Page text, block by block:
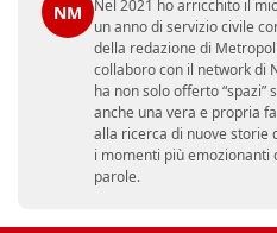
NM
Nel 2021 ho arricchito il
un anno di servizio civile
della redazione di
collaboro con il network di
ha non solo offerto
anche una vera e propria
alla ricerca di nuove storie
i momenti più
parole.